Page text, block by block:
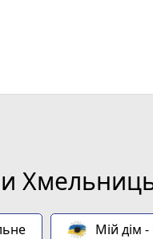
Мій дім